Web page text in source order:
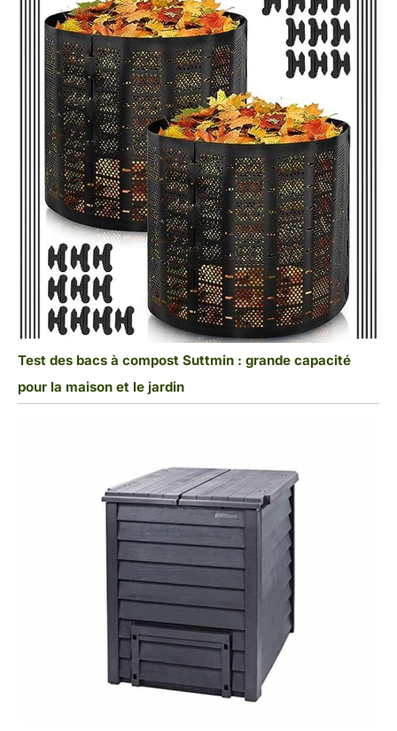
Test des bacs à compost Suttmin : grande capacité
pour la maison et le jardin